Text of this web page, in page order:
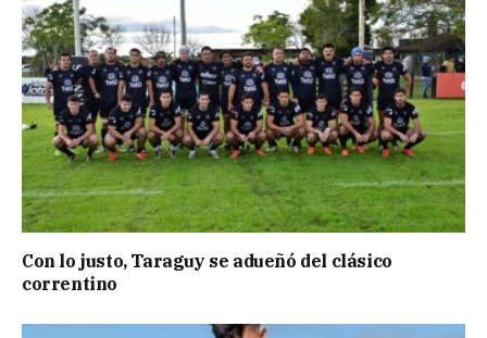
Con lo justo, Taraguy se adueñó del clásico
correntino